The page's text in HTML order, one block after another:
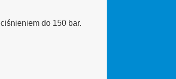
do 150 bar.